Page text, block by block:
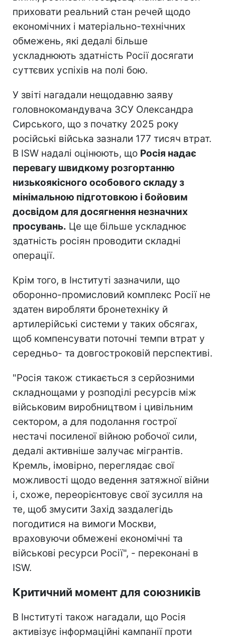
приховати реальний стан речей щодо
економічних і матеріально-технічних
обмежень, які дедалі більше
ускладнюють здатність Росії досягати
суттєвих успіхів на полі бою.
У звіті нагадали нещодавню заяву
головнокомандувача ЗСУ Олександра
Сирського, що з початку 2025 року
російські війська зазнали 177 тисяч втрат.
В ISW надалі оцінюють, що Росія надає
перевагу швидкому розгортанню
низькоякісного особового складу з
мінімальною підготовкою і бойовим
досвідом для досягнення незначних
просувань. Це ще більше ускладнює
здатність росіян проводити складні
операції.
Крім того, в Інституті зазначили, що
оборонно-промисловий комплекс Росії не
здатен виробляти бронетехніку й
артилерійські системи у таких обсягах,
щоб компенсувати поточні темпи втрат у
середньо- та довгостроковій перспективі.
"Росія також стикається з серйозними
складнощами у розподілі ресурсів між
військовим виробництвом і цивільним
сектором, а для подолання гострої
нестачі посиленої війною робочої сили,
дедалі активніше залучає мігрантів.
Кремль, імовірно, переглядає свої
можливості щодо ведення затяжної війни
і, схоже, переорієнтовує свої зусилля на
те, щоб змусити Захід заздалегідь
погодитися на вимоги Москви,
враховуючи обмежені економічні та
військові ресурси Росії", - переконані в
ISW.
Критичний момент для союзників
В Інституті також нагадали, що Росія
активізує інформаційні кампанії проти